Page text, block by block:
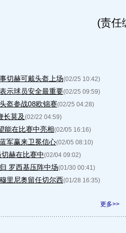
(责任
切赫可戴头盔上场(02/25 10:42)
示球员安全最重要(02/25 09:59)
盔参战08欧锦赛(02/25 04:28)
长莫及(02/22 04:59)
能在比赛中亮相(02/05 16:16)
军赢来卫冕信心(02/05 08:10)
赫在比赛中(02/04 09:02)
罗西基压阵中场(01/30 00:41)
里尼奥留任切尔西(01/28 16:35)
更多>>